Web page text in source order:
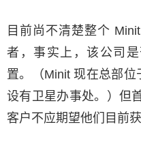
目前尚不清楚整个
者，事实上，该公司
置。（Minit 现在总部
设有卫星办事处。）但
客户不应期望他们目前